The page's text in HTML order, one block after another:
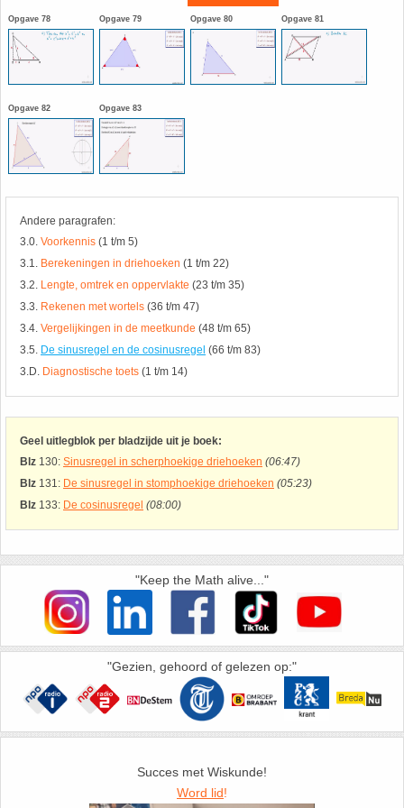
Opgave 78 Opgave 79 Opgave 80 Opgave 81
Opgave 82 Opgave 83
Andere paragrafen:
3.0. Voorkennis (1 t/m 5)
3.1. Berekeningen in driehoeken (1 t/m 22)
3.2. Lengte, omtrek en oppervlakte (23 t/m 35)
3.3. Rekenen met wortels (36 t/m 47)
3.4. Vergelijkingen in de meetkunde (48 t/m 65)
3.5. De sinusregel en de cosinusregel (66 t/m 83)
3.D. Diagnostische toets (1 t/m 14)
Geel uitlegblok per bladzijde uit je boek:
Blz 130: Sinusregel in scherphoekige driehoeken (06:47)
Blz 131: De sinusregel in stomphoekige driehoeken (05:23)
Blz 133: De cosinusregel (08:00)
"Keep the Math alive..."
"Gezien, gehoord of gelezen op:"
Succes met Wiskunde!
Word lid!
HAVO 5B - Hoofdstuk 10 - Meetkundige
berekeningen
VWO
(Nog geen toetsen)
18. Matrices
19. Omtrek cirkel
20. Oppervlakte cilinder
22. Oppervlakte driehoek
23. Oppervlakte kegel
25. Oppervlakte trapezium
27. Priemgetallen
28. Procenten
30. Sinus
32. Standaarddeviatie
33. Stelling van fermat
34. Stelling van Pythagoras